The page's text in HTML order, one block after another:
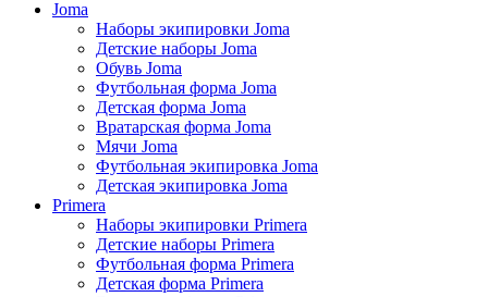
Joma
Наборы экипировки Joma
Детские наборы Joma
Обувь Joma
Футбольная форма Joma
Детская форма Joma
Вратарская форма Joma
Мячи Joma
Футбольная экипировка Joma
Детская экипировка Joma
Primera
Наборы экипировки Primera
Детские наборы Primera
Футбольная форма Primera
Детская форма Primera